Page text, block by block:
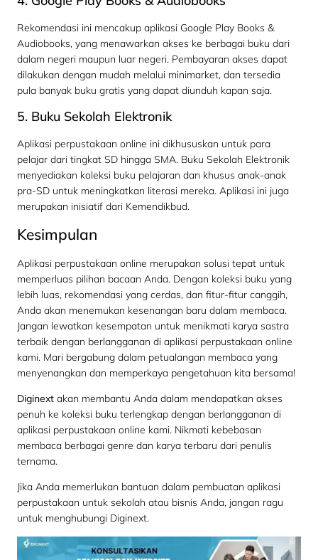
Rekomendasi ini mencakup aplikasi Google Play Books &
Audiobooks, yang menawarkan akses ke berbagai buku dari
dalam negeri maupun luar negeri. Pembayaran akses dapat
dilakukan dengan mudah melalui minimarket, dan tersedia
pula banyak buku gratis yang dapat diunduh kapan saja.
5. Buku Sekolah Elektronik
Aplikasi perpustakaan online ini dikhususkan untuk para
pelajar dari tingkat SD hingga SMA. Buku Sekolah Elektronik
menyediakan koleksi buku pelajaran dan khusus anak-anak
pra-SD untuk meningkatkan literasi mereka. Aplikasi ini juga
merupakan inisiatif dari Kemendikbud.
Kesimpulan
Aplikasi perpustakaan online merupakan solusi tepat untuk
memperluas pilihan bacaan Anda. Dengan koleksi buku yang
lebih luas, rekomendasi yang cerdas, dan fitur-fitur canggih,
Anda akan menemukan kesenangan baru dalam membaca.
Jangan lewatkan kesempatan untuk menikmati karya sastra
terbaik dengan berlangganan di aplikasi perpustakaan online
kami. Mari bergabung dalam petualangan membaca yang
menyenangkan dan memperkaya pengetahuan kita bersama!
Diginext akan membantu Anda dalam mendapatkan akses
penuh ke koleksi buku terlengkap dengan berlangganan di
aplikasi perpustakaan online kami. Nikmati kebebasan
membaca berbagai genre dan karya terbaru dari penulis
ternama.
Jika Anda memerlukan bantuan dalam pembuatan aplikasi
perpustakaan untuk sekolah atau bisnis Anda, jangan ragu
untuk menghubungi Diginext.